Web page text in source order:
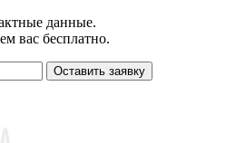
данные.
вас бесплатно.
Оставить заявку